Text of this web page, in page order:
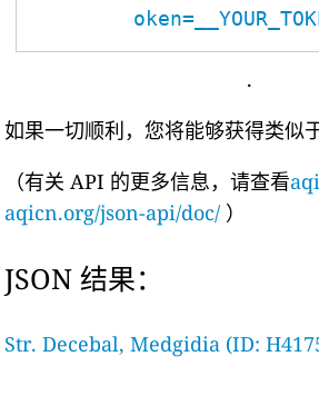
.
如果一切顺利，您将能够获得类似
（有关 API 的更多信息，请查看
aqicn.org/json-api/doc/ ）
JSON 结果：
Str. Decebal, Medgidia (ID: